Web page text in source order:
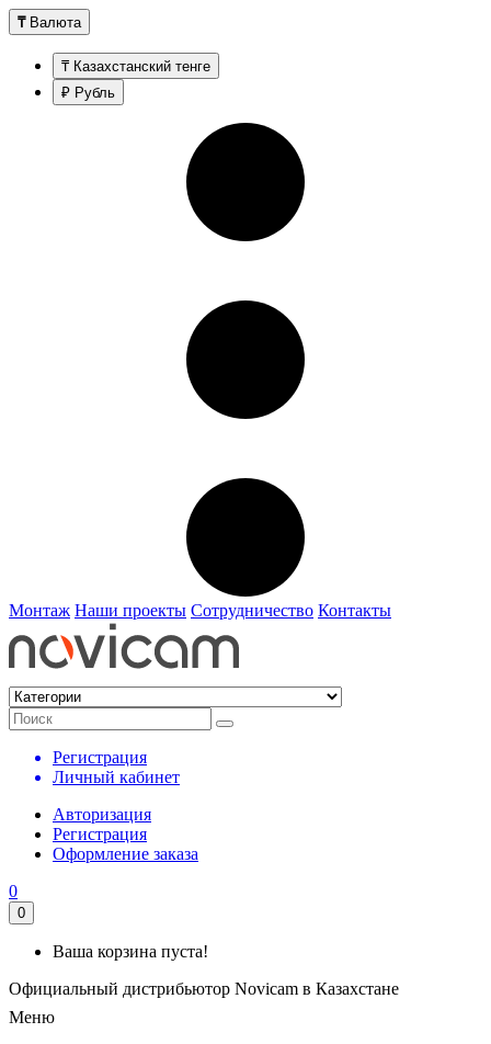
₸ Валюта
₸ Казахстанский тенге
₽ Рубль
Монтаж Наши проекты Сотрудничество Контакты
Регистрация
Личный кабинет
Авторизация
Регистрация
Оформление заказа
0
0
Ваша корзина пуста!
Официальный дистрибьютор Novicam в Казахстане
Меню